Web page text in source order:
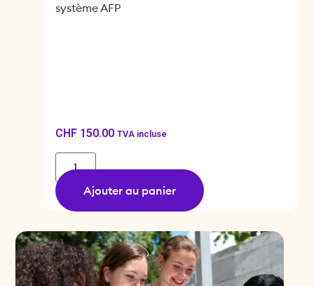
système AFP
CHF150.00 TVA incluse
Ajouter au panier